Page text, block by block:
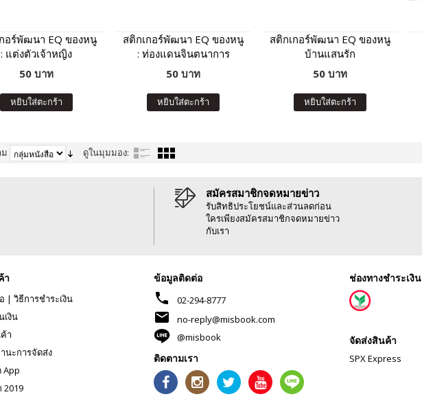
อร์พัฒนา EQ ของหนู
: แต่งตัวเจ้าหญิง
50 บาท
หยิบใส่ตะกร้า
สติกเกอร์พัฒนา EQ ของหนู
: ท่องแดนจินตนาการ
50 บาท
หยิบใส่ตะกร้า
สติกเกอร์พัฒนา EQ ของหนู
บ้านแสนรัก
50 บาท
หยิบใส่ตะกร้า
ม ดูในมุมมอง:
สมัครสมาชิกจดหมายข่าว
รับสิทธิประโยชน์และส่วนลดก่อน
ใครเพียงสมัครสมาชิกจดหมายข่าว
กับเรา
า
| วิธีการชำระเงิน
เงิน
า
นะการจัดส่ง
App
2019
ข้อมูลติดต่อ
phone 02-294-8777
mail
no-reply@misbook.com
@misbook
ติดตามเรา
ช่องทางชำระเงิน
จัดส่งสินค้า
SPX Express